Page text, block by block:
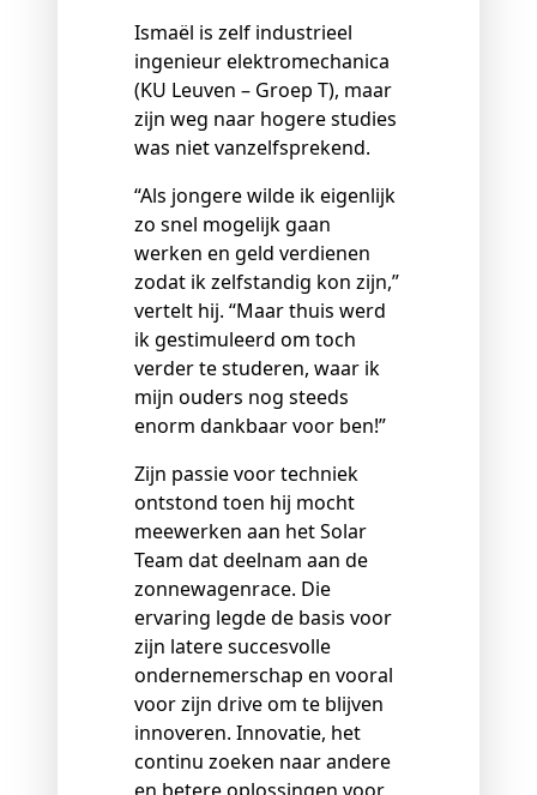
Ismaël is zelf industrieel
ingenieur elektromechanica
(KU Leuven – Groep T), maar
zijn weg naar hogere studies
was niet vanzelfsprekend.
“Als jongere wilde ik eigenlijk
zo snel mogelijk gaan
werken en geld verdienen
zodat ik zelfstandig kon zijn,”
vertelt hij. “Maar thuis werd
ik gestimuleerd om toch
verder te studeren, waar ik
mijn ouders nog steeds
enorm dankbaar voor ben!”
Zijn passie voor techniek
ontstond toen hij mocht
meewerken aan het Solar
Team dat deelnam aan de
zonnewagenrace. Die
ervaring legde de basis voor
zijn latere succesvolle
ondernemerschap en vooral
voor zijn drive om te blijven
innoveren. Innovatie, het
continu zoeken naar andere